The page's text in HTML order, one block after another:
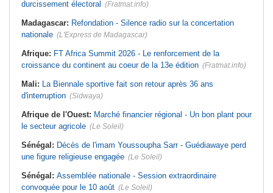
de Touba détrône Koonan
populations rendent un hommage à
la maire Alice Atsé Akissi pour ses
actions de développement
Cote d'Ivoire: Hépatites virales - Le
RILHVi engagé pour leur élimination
à l'horizon 2030
Mohamed Khairy à Carthage - Le
générations
Tunisie:
patriarcat, dernier obstacle
Tunisie:
Eau minérale embouteillée
- Les producteurs démentent toute
hausse des prix et pointent du doigt
durcissement électoral (Fratmat.info)
Madagascar: Refondation - Silence radio sur la concertation
nationale (L'Express de Madagascar)
Afrique: FT Africa Summit 2026 - Le renforcement de la
croissance du continent au coeur de la 13e édition (Fratmat.info)
Mali: La Biennale sportive fait son retour après 36 ans
d'interruption (Sidwaya)
Afrique de l'Ouest: Marché financier régional - Un bon plant pour
le secteur agricole (Le Soleil)
Sénégal: Décès de l'imam Youssoupha Sarr - Guédiawaye perd
une figure religieuse engagée (Le Soleil)
Sénégal: Assemblée nationale - Session extraordinaire
convoquée pour le 10 août (Le Soleil)